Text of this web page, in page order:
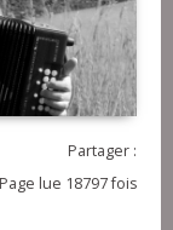
Partager :
Page lue 18797 fois